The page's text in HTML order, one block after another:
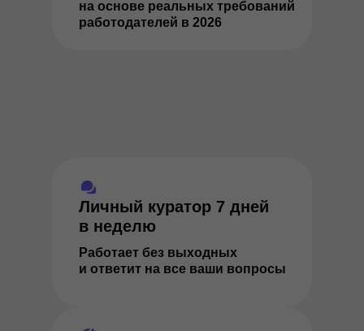
на основе реальных требований
работодателей в 2026
Личный куратор 7 дней
в неделю
Работает без выходных
и ответит на все ваши вопросы